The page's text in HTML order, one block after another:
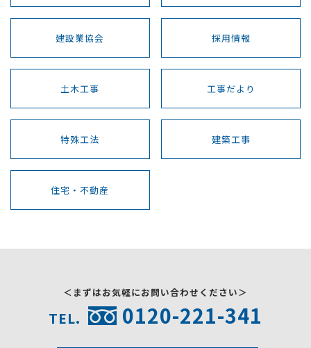
建設業協会 採用情報
土木工事 工事だより
特殊工法 建築工事
住宅・不動産
＜まずはお気軽にお問い合わせください＞
TEL. 0120-221-341